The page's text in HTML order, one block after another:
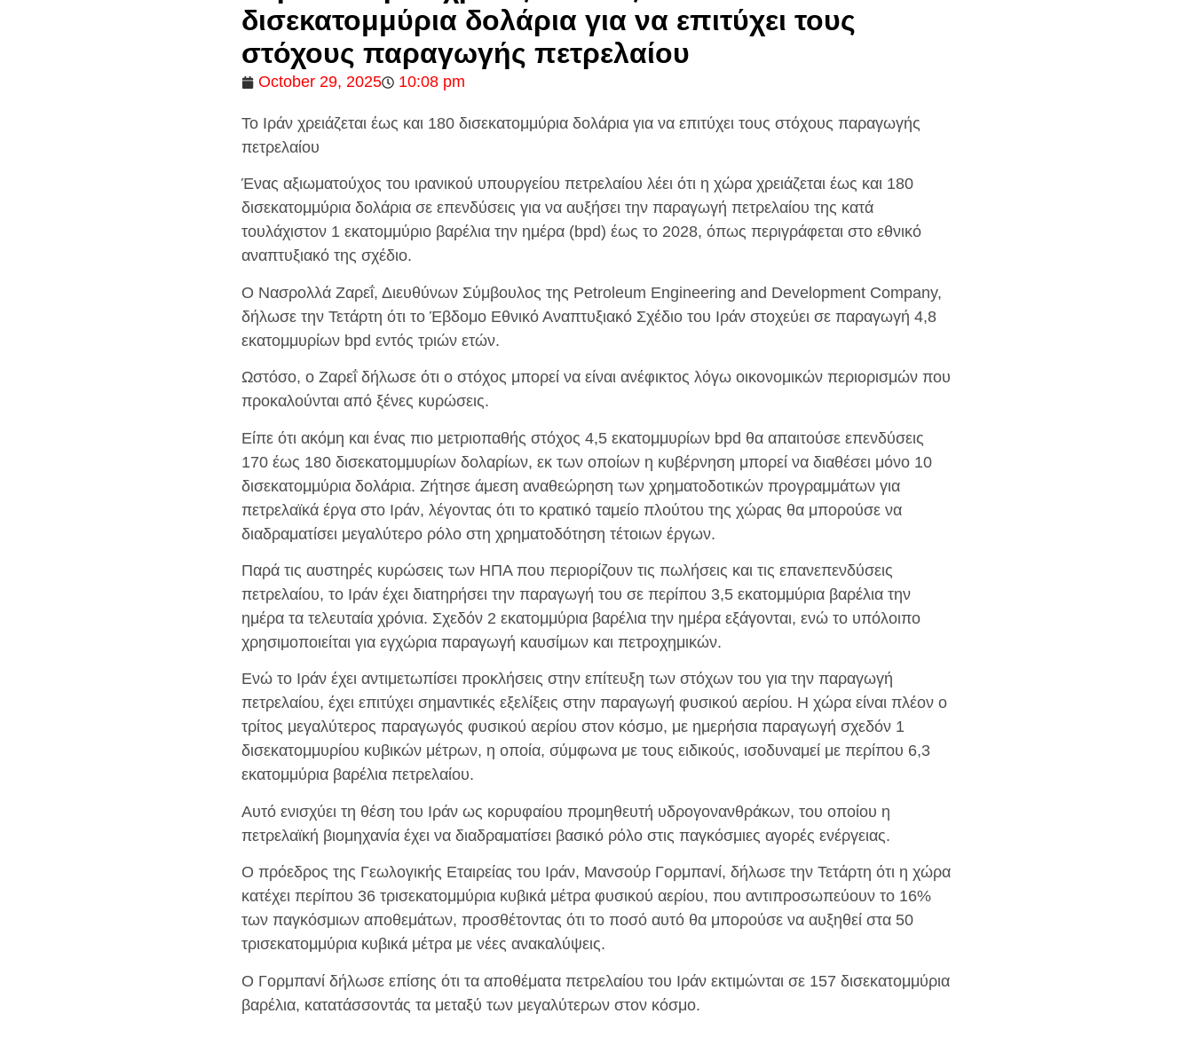
δισεκατομμύρια δολάρια για να επιτύχει τους
στόχους παραγωγής πετρελαίου
October 29, 2025 10:08 pm
Το Ιράν χρειάζεται έως και 180 δισεκατομμύρια δολάρια για να επιτύχει τους στόχους παραγωγής
πετρελαίου
Ένας αξιωματούχος του ιρανικού υπουργείου πετρελαίου λέει ότι η χώρα χρειάζεται έως και 180
δισεκατομμύρια δολάρια σε επενδύσεις για να αυξήσει την παραγωγή πετρελαίου της κατά
τουλάχιστον 1 εκατομμύριο βαρέλια την ημέρα (bpd) έως το 2028, όπως περιγράφεται στο εθνικό
αναπτυξιακό της σχέδιο.
Ο Νασρολλά Ζαρεΐ, Διευθύνων Σύμβουλος της Petroleum Engineering and Development Company,
δήλωσε την Τετάρτη ότι το Έβδομο Εθνικό Αναπτυξιακό Σχέδιο του Ιράν στοχεύει σε παραγωγή 4,8
εκατομμυρίων bpd εντός τριών ετών.
Ωστόσο, ο Ζαρεΐ δήλωσε ότι ο στόχος μπορεί να είναι ανέφικτος λόγω οικονομικών περιορισμών που
προκαλούνται από ξένες κυρώσεις.
Είπε ότι ακόμη και ένας πιο μετριοπαθής στόχος 4,5 εκατομμυρίων bpd θα απαιτούσε επενδύσεις
170 έως 180 δισεκατομμυρίων δολαρίων, εκ των οποίων η κυβέρνηση μπορεί να διαθέσει μόνο 10
δισεκατομμύρια δολάρια. Ζήτησε άμεση αναθεώρηση των χρηματοδοτικών προγραμμάτων για
πετρελαϊκά έργα στο Ιράν, λέγοντας ότι το κρατικό ταμείο πλούτου της χώρας θα μπορούσε να
διαδραματίσει μεγαλύτερο ρόλο στη χρηματοδότηση τέτοιων έργων.
Παρά τις αυστηρές κυρώσεις των ΗΠΑ που περιορίζουν τις πωλήσεις και τις επανεπενδύσεις
πετρελαίου, το Ιράν έχει διατηρήσει την παραγωγή του σε περίπου 3,5 εκατομμύρια βαρέλια την
ημέρα τα τελευταία χρόνια. Σχεδόν 2 εκατομμύρια βαρέλια την ημέρα εξάγονται, ενώ το υπόλοιπο
χρησιμοποιείται για εγχώρια παραγωγή καυσίμων και πετροχημικών.
Ενώ το Ιράν έχει αντιμετωπίσει προκλήσεις στην επίτευξη των στόχων του για την παραγωγή
πετρελαίου, έχει επιτύχει σημαντικές εξελίξεις στην παραγωγή φυσικού αερίου. Η χώρα είναι πλέον ο
τρίτος μεγαλύτερος παραγωγός φυσικού αερίου στον κόσμο, με ημερήσια παραγωγή σχεδόν 1
δισεκατομμυρίου κυβικών μέτρων, η οποία, σύμφωνα με τους ειδικούς, ισοδυναμεί με περίπου 6,3
εκατομμύρια βαρέλια πετρελαίου.
Αυτό ενισχύει τη θέση του Ιράν ως κορυφαίου προμηθευτή υδρογονανθράκων, του οποίου η
πετρελαϊκή βιομηχανία έχει να διαδραματίσει βασικό ρόλο στις παγκόσμιες αγορές ενέργειας.
Ο πρόεδρος της Γεωλογικής Εταιρείας του Ιράν, Μανσούρ Γορμπανί, δήλωσε την Τετάρτη ότι η χώρα
κατέχει περίπου 36 τρισεκατομμύρια κυβικά μέτρα φυσικού αερίου, που αντιπροσωπεύουν το 16%
των παγκόσμιων αποθεμάτων, προσθέτοντας ότι το ποσό αυτό θα μπορούσε να αυξηθεί στα 50
τρισεκατομμύρια κυβικά μέτρα με νέες ανακαλύψεις.
Ο Γορμπανί δήλωσε επίσης ότι τα αποθέματα πετρελαίου του Ιράν εκτιμώνται σε 157 δισεκατομμύρια
βαρέλια, κατατάσσοντάς τα μεταξύ των μεγαλύτερων στον κόσμο.